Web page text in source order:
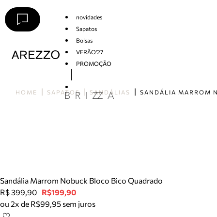
novidades
Sapatos
Bolsas
VERÃO'27
PROMOÇÃO
HOME SAPATOS SANDÁLIAS
Sandália Marrom Nobuck Bloco Bico Quadrado
R$ 399,90 R$199,90
ou 2x de R$99,95 sem juros